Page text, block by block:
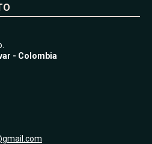
- Colombia